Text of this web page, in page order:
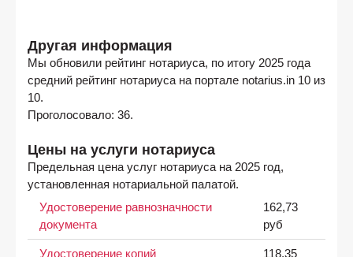
Другая информация
Мы обновили рейтинг нотариуса, по итогу 2025 года
средний рейтинг нотариуса на портале notarius.in 10 из
10.
Проголосовало: 36.
Цены на услуги нотариуса
Предельная цена услуг нотариуса на 2025 год,
установленная нотариальной палатой.
Удостоверение равнозначности
документа
162,73
руб
Удостоверение копий
118,35